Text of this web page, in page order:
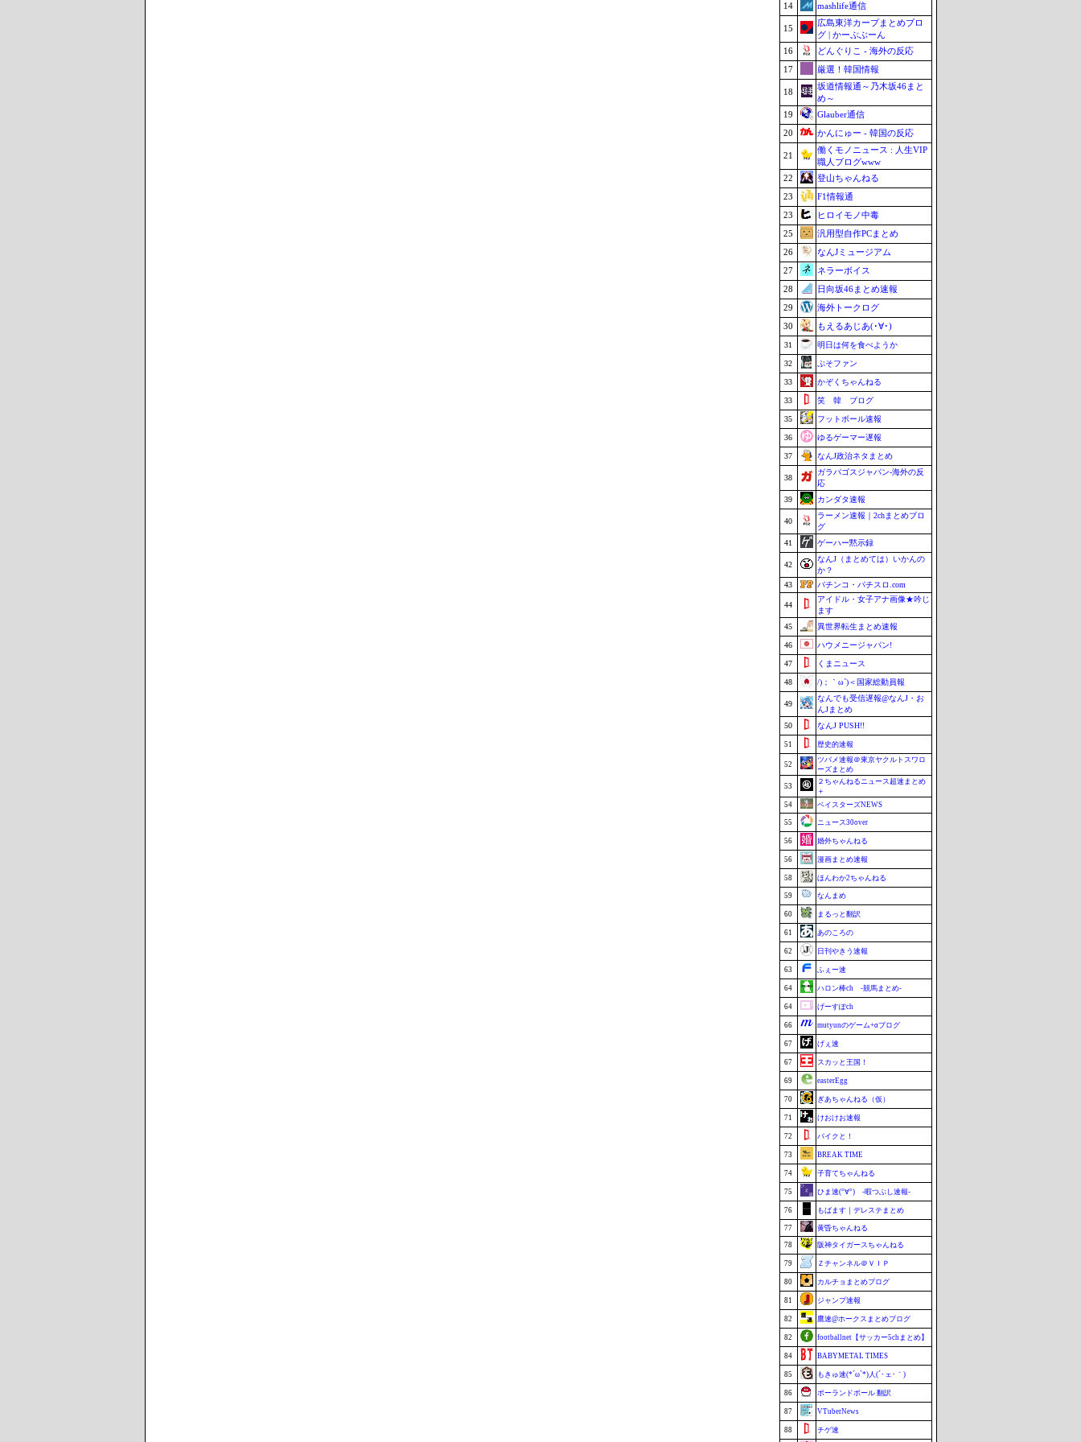
14
mashlife通信
15
広島東洋カープまとめブロ
グ | かーぷぶーん
16
どんぐりこ - 海外の反応
17
厳選！韓国情報
18
坂道情報通～乃木坂46まと
め～
19
Glauber通信
20
かんにゅー - 韓国の反応
21
働くモノニュース : 人生VIP
職人ブログwww
22
登山ちゃんねる
23
F1情報通
23
ヒロイモノ中毒
25
汎用型自作PCまとめ
26
なんJミュージアム
27
ネラーボイス
28
日向坂46まとめ速報
29
海外トークログ
30
もえるあじあ(･∀･)
31 明日は何を食べようか
32 ぷそファン
33 かぞくちゃんねる
33 笑 韓 ブログ
35 フットボール速報
36 ゆるゲーマー遅報
37 なんJ政治ネタまとめ
38
ガラパゴスジャパン-海外の反
応
39
カンダタ速報
40
ラーメン速報｜2chまとめブロ
グ
41
ゲーハー黙示録
42
なんJ（まとめては）いかんの
か？
43
パチンコ・パチスロ.com
44
アイドル・女子アナ画像★吟じ
ます
45
異世界転生まとめ速報
46 ハウメニージャパン!
47 くまニュース
48 /)；｀ω´)＜国家総動員報
49
なんでも受信遅報@なんJ・お
んJまとめ
50
なんJ PUSH!!
51 歴史的速報
52
ツバメ速報＠東京ヤクルトスワロ
ーズまとめ
53
２ちゃんねるニュース超速まとめ
＋
54
ベイスターズNEWS
55 ニュース30over
56 婚外ちゃんねる
56 漫画まとめ速報
58 ほんわか2ちゃんねる
59 なんまめ
60 まるっと翻訳
61 あのころの
62 日刊やきう速報
63 ふぇー速
64 ハロン棒ch -競馬まとめ-
64 げーすぽch
66 mutyunのゲーム+αブログ
67 げぇ速
67 スカッと王国！
69 easterEgg
70 ぎあちゃんねる（仮）
71 けおけお速報
72 バイクと！
73 BREAK TIME
74 子育てちゃんねる
75 ひま速(°∀°) -暇つぶし速報-
76 もばます｜デレステまとめ
77 黄昏ちゃんねる
78 阪神タイガースちゃんねる
79 Ｚチャンネル＠ＶＩＰ
80 カルチョまとめブログ
81 ジャンプ速報
82 鷹速@ホークスまとめブログ
82 footballnet【サッカー5chまとめ】
84 BABYMETAL TIMES
85 もきゅ速(*´ω`*)人(´･ェ･｀)
86 ポーランドボール 翻訳
87 VTuberNews
88 チゲ速